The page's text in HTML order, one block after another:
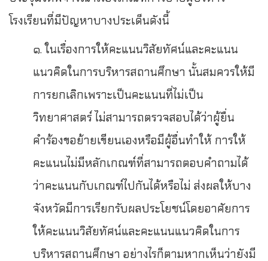
โรงเรียนที่มีปัญหาบางประเด็นดังนี้
๑. ในเรื่องการให้คะแนนวิสัยทัศน์และคะแนน
แนวคิดในการบริหารสถานศึกษา นั้นสมควรให้มี
การยกเลิกเพราะเป็นคะแนนที่ไม่เป็น
วิทยาศาสตร์ ไม่สามารถตรวจสอบได้ว่าผู้ยื่น
คำร้องขอย้ายเขียนเองหรือมีผู้อื่นทำให้ การให้
คะแนนไม่มีหลักเกณฑ์ที่สามารถตอบคำถามได้
ว่าคะแนนกับเกณฑ์ไปกันได้หรือไม่ ส่งผลให้บาง
จังหวัดมีการเรียกรับผลประโยชน์โดยอาศัยการ
ให้คะแนนวิสัยทัศน์และคะแนนแนวคิดในการ
บริหารสถานศึกษา อย่างไรก็ตามหากเห็นว่ายังมี